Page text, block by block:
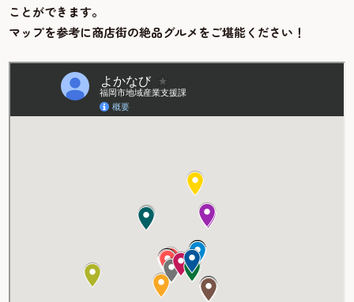
ことができます。
マップを参考に商店街の絶品グルメをご堪能ください！